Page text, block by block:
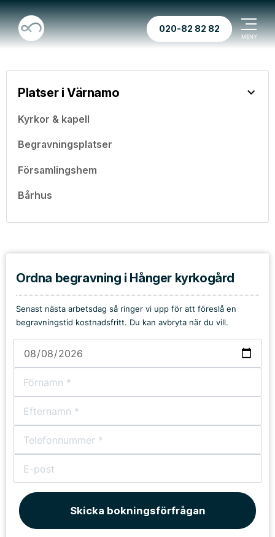
020-82 82 82
Platser i Värnamo
Kyrkor & kapell
Begravningsplatser
Församlingshem
Bårhus
Ordna begravning i Hånger kyrkogård
Senast nästa arbetsdag så ringer vi upp för att föreslå en
begravningstid kostnadsfritt. Du kan avbryta när du vill.
Skicka bokningsförfrågan